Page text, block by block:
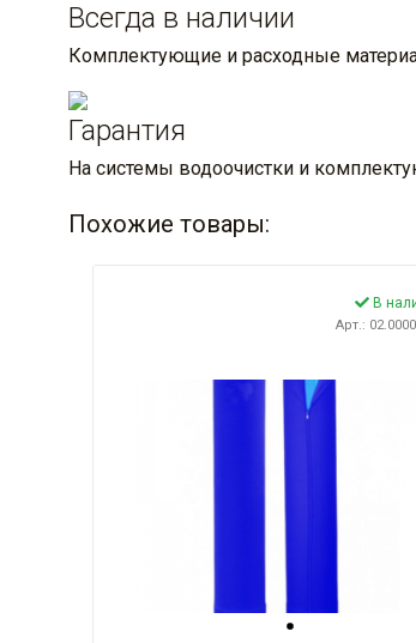
Всегда в наличии
Комплектующие и расходные
Гарантия
На системы водоочистки и
Похожие товары:
В
Арт.: